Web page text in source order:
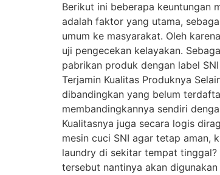
Berikut ini beberapa keuntungan
adalah faktor yang utama,
umum ke masyarakat. Oleh
uji pengecekan kelayakan.
pabrikan produk dengan label
Terjamin Kualitas Produknya
dibandingkan yang belum
membandingkannya sendiri
Kualitasnya juga secara logis
mesin cuci SNI agar tetap aman,
laundry di sekitar tempat
tersebut nantinya akan